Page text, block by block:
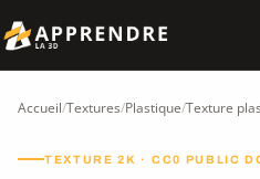
Accueil/Textures/Plastique/Texture
TEXTURE 2K · CC0 PUBLIC